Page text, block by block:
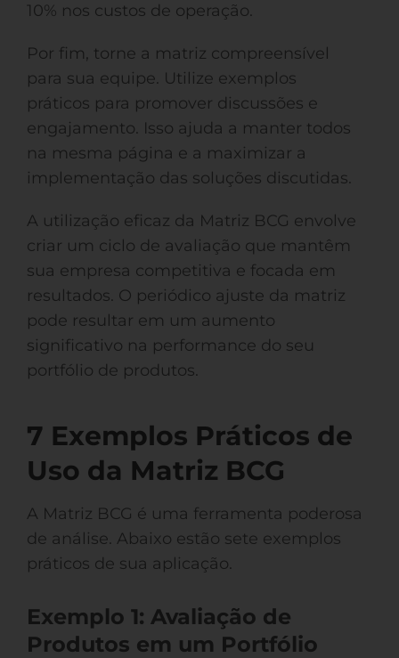
10% nos custos de operação.
Por fim, torne a matriz compreensível
para sua equipe. Utilize exemplos
práticos para promover discussões e
engajamento. Isso ajuda a manter todos
na mesma página e a maximizar a
implementação das soluções discutidas.
A utilização eficaz da Matriz BCG envolve
criar um ciclo de avaliação que mantêm
sua empresa competitiva e focada em
resultados. O periódico ajuste da matriz
pode resultar em um aumento
significativo na performance do seu
portfólio de produtos.
7 Exemplos Práticos de
Uso da Matriz BCG
A Matriz BCG é uma ferramenta poderosa
de análise. Abaixo estão sete exemplos
práticos de sua aplicação.
Exemplo 1: Avaliação de
Produtos em um Portfólio